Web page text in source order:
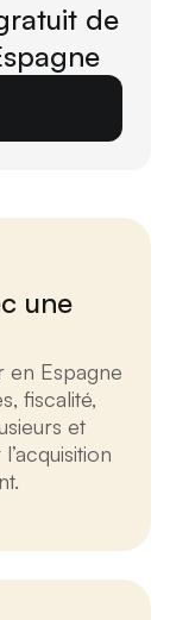
de
une
en Espagne
fiscalité,
et